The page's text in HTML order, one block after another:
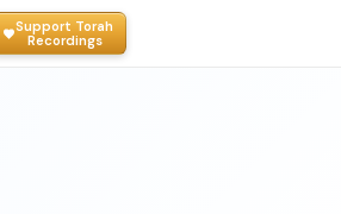
Support Torah
Recordings